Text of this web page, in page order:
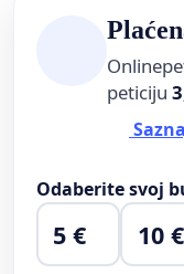
peticiju
Odaberite svoj
5 € 10 €